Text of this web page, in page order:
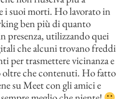
i suoi morti. Ho lavorato in
ben più di quanto
presenza, utilizzando quei
che alcuni trovano freddi
per trasmettere vicinanza e
che contenuti. Ho fatto
su Meet con gli amici e